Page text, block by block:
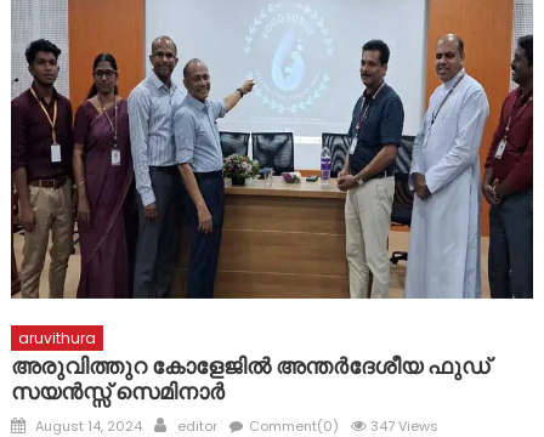
വിവിധ അപകടങ്ങളിൽ 2 പേർക്ക് പരുക്ക്
aruvithura
അരുവിത്തുറ കോളേജിൽ അന്തർദേശീയ ഫുഡ്
സയൻസ്സ് സെമിനാർ
Posted
August 14, 2024 Author
editor Comment(0) 347 Views